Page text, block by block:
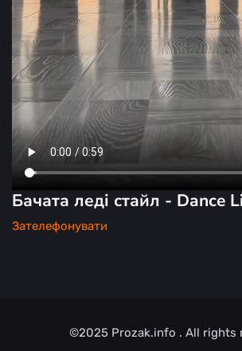
Бачата леді стайл - Dance
Зателефонувати
©2025 Prozak.info . All rights